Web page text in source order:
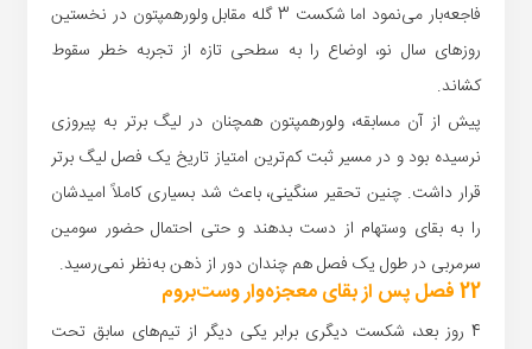
فاجعه‌بار می‌نمود اما شکست 3 گله مقابل ولورهمپتون در نخستین
روزهای سال نو، اوضاع را به سطحی تازه از تجربه خطر سقوط
کشاند.
پیش از آن مسابقه، ولورهمپتون همچنان در لیگ برتر به پیروزی
نرسیده بود و در مسیر ثبت کم‌ترین امتیاز تاریخ یک فصل لیگ برتر
قرار داشت. چنین تحقیر سنگینی، باعث شد بسیاری کاملاً امیدشان
را به بقای وستهام از دست بدهند و حتی احتمال حضور سومین
سرمربی در طول یک فصل هم چندان دور از ذهن به‌نظر نمی‌رسید.
22 فصل پس از بقای معجزه‌وار وست‌بروم
4 روز بعد، شکست دیگری برابر یکی دیگر از تیم‌های سابق تحت